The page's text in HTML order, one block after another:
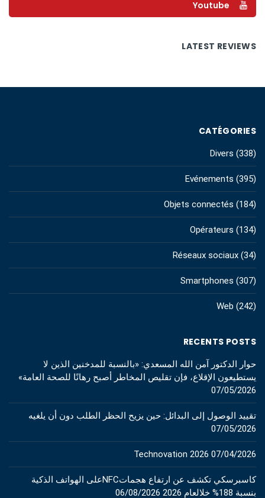
Youtube
LATEST REVIEWS
CATÉGORIES
Divers (338)
Evénements (395)
Objets connectés (184)
Opérateurs (134)
Réseaux sociaux (34)
Smartphones (307)
Web (242)
RECENTS POSTS
حوار الدكتور آمن الله المسعدي: «بالنسبة للمدخنين الذين لا
يستطيعون الإقلاع، فإن تقليص المخاطر أصبح رهانًا للصحة العامة»
07/05/2026
تقييد الوصول إلى البدائل: حين يزيح الحظر الطلب دون أن يلغيه
07/05/2026
Technovation 2026 07/04/2026
كاسبرسكي تكشف عن ارتفاع هجماتNFCعلى الهواتف الذكية
بنسبة 188% خلالعام 2026
06/08/2026